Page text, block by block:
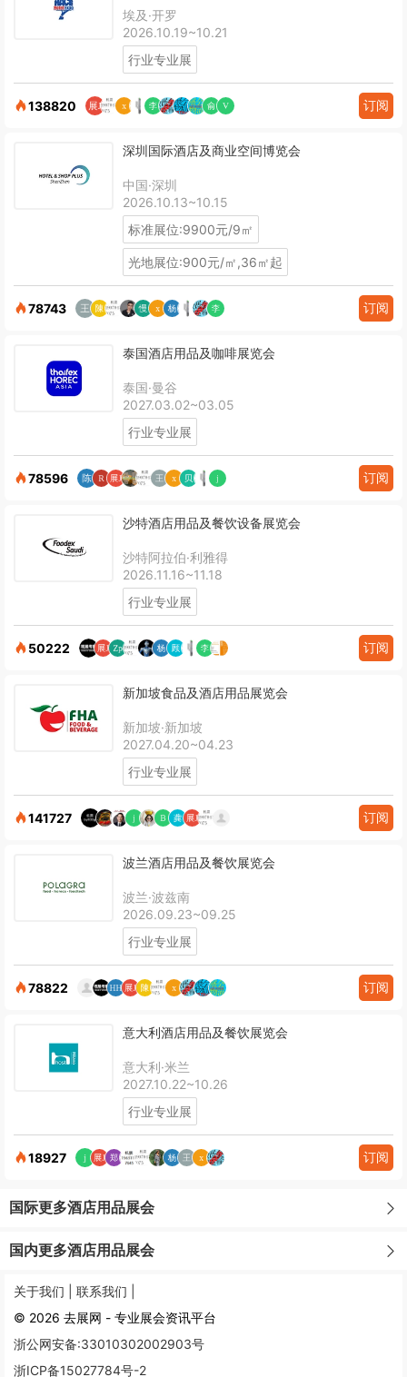
埃及·开罗
2026.10.19~10.21
行业专业展
138820 订阅
深圳国际酒店及商业空间博览会
中国·深圳
2026.10.13~10.15
标准展位:9900元/9㎡
光地展位:900元/㎡,36㎡起
78743 订阅
泰国酒店用品及咖啡展览会
泰国·曼谷
2027.03.02~03.05
行业专业展
78596 订阅
沙特酒店用品及餐饮设备展览会
沙特阿拉伯·利雅得
2026.11.16~11.18
行业专业展
50222 订阅
新加坡食品及酒店用品展览会
新加坡·新加坡
2027.04.20~04.23
行业专业展
141727 订阅
波兰酒店用品及餐饮展览会
波兰·波兹南
2026.09.23~09.25
行业专业展
78822 订阅
意大利酒店用品及餐饮展览会
意大利·米兰
2027.10.22~10.26
行业专业展
18927 订阅
国际更多酒店用品展会
国内更多酒店用品展会
关于我们 | 联系我们 |
© 2026 去展网 - 专业展会资讯平台
浙公网安备:33010302002903号
浙ICP备15027784号-2